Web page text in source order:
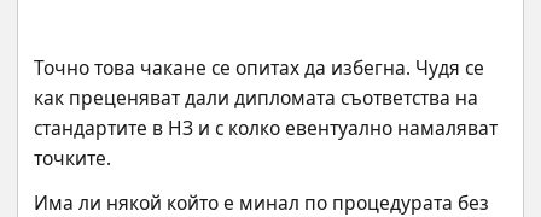
Точно това чакане се опитах да избегна. Чудя се
как преценяват дали дипломата съответства на
стандартите в НЗ и с колко евентуално намаляват
точките.
Има ли някой който е минал по процедурата без